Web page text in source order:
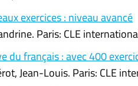
exercices : niveau avancé
Paris: CLE
du français : avec 400
Jean-Louis. Paris: CLE